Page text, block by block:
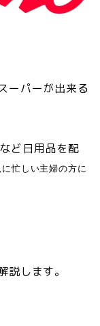
ーパーが出来る
ど日用品を配
忙しい主婦の方に
します。